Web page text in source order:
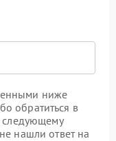
ниже
обратиться в
следующему
нашли ответ на